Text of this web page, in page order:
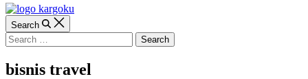
Search
Search
for:
bisnis travel